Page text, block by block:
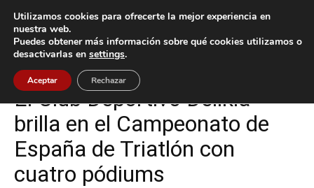
Inicio Deportes
Deportes Vigo
El Club Deportivo Delikia
brilla en el Campeonato de
España de Triatlón con
cuatro pódiums
Utilizamos cookies para ofrecerte la mejor experiencia en
nuestra web.
Puedes obtener más información sobre qué cookies utilizamos o
desactivarlas en settings.
Aceptar Rechazar